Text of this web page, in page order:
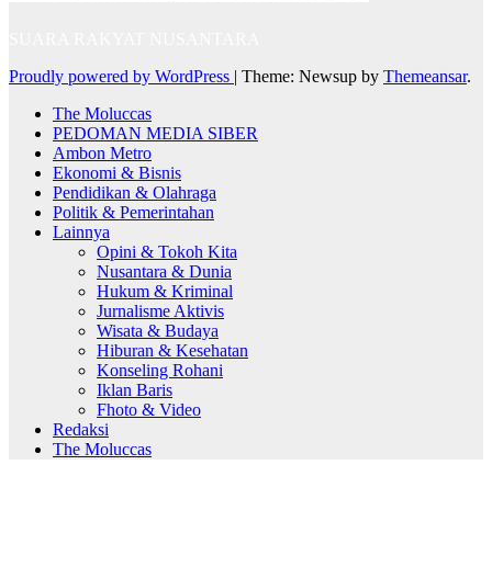
Proudly powered by WordPress | Theme: Newsup by Themeansar.
The Moluccas
PEDOMAN MEDIA SIBER
Ambon Metro
Ekonomi & Bisnis
Pendidikan & Olahraga
Politik & Pemerintahan
Lainnya
Opini & Tokoh Kita
Nusantara & Dunia
Hukum & Kriminal
Jurnalisme Aktivis
Wisata & Budaya
Hiburan & Kesehatan
Konseling Rohani
Iklan Baris
Fhoto & Video
Redaksi
The Moluccas